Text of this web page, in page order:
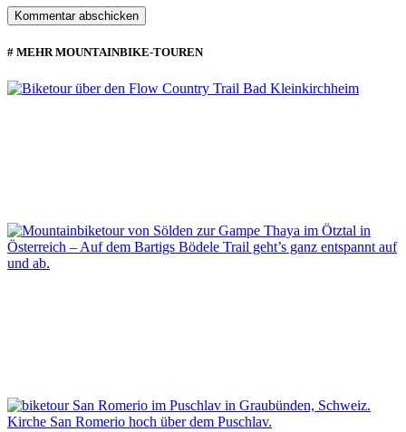
# MEHR MOUNTAINBIKE-TOUREN